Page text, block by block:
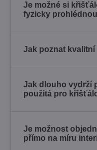
Je možné si
fyzicky
Jak poznat
Jak dlouho vydrží
použitá pro
Je možnost
přímo na míru